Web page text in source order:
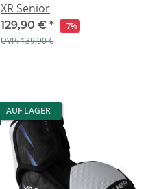
XR Senior
129,90 € * -7%
UVP: 139,90 €
AUF LAGER